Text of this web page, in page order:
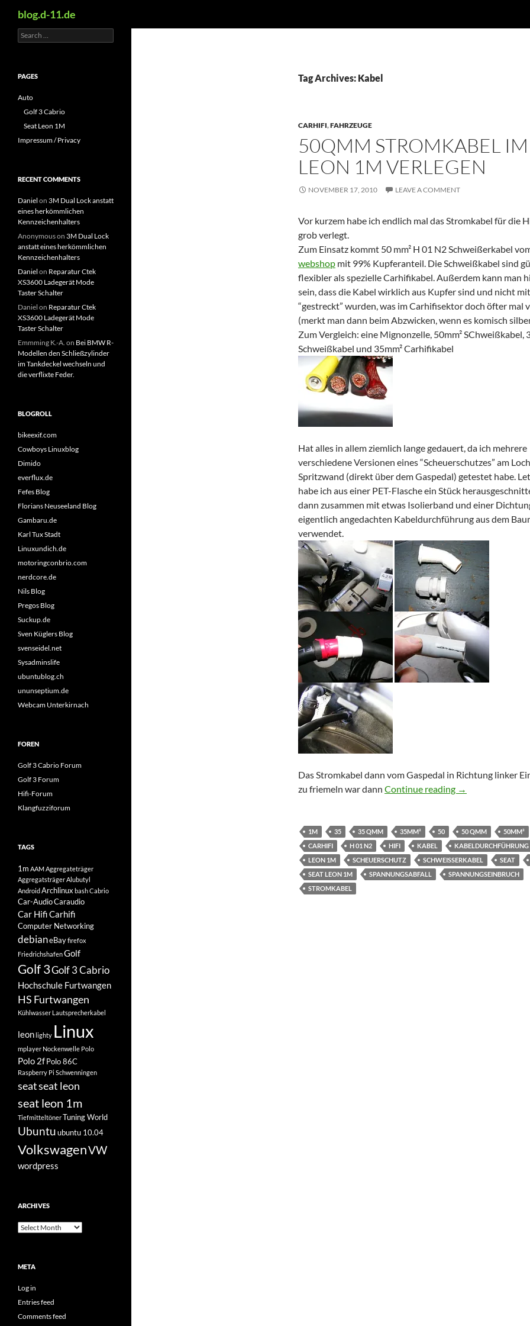
blog.d-11.de
Tag Archives: Kabel
CARHIFI,FAHRZEUGE
50QMM STROMKABEL IM
LEON 1M VERLEGEN
NOVEMBER 17, 2010 LEAVE A COMMENT
Vor kurzem habe ich endlich mal das Stromkabel für die
grob verlegt.
Zum Einsatz kommt 50 mm² H 01 N2 Schweißerkabel
webshop mit 99% Kupferanteil. Die Schweißkabel sind
flexibler als spezielle Carhifikabel. Außerdem kann man
sein, dass die Kabel wirklich aus Kupfer sind und nicht
“gestreckt” wurden, was im Carhifisektor doch öfter mal
(merkt man dann beim Abzwicken, wenn es komisch
Zum Vergleich: eine Mignonzelle, 50mm² SChweißkabel,
Schweißkabel und 35mm² Carhifikabel
Hat alles in allem ziemlich lange gedauert, da ich mehrere
verschiedene Versionen eines “Scheuerschutzes” am
Spritzwand (direkt über dem Gaspedal) getestet habe.
habe ich aus einer PET-Flasche ein Stück
dann zusammen mit etwas Isolierband und einer
eigentlich angedachten Kabeldurchführung aus dem
verwendet.
Das Stromkabel dann vom Gaspedal in Richtung linker
zu friemeln war dann Continue reading 50qmm
→
1M 35 35 QMM 35MM² 50 50 QMM 50MM²
CARHIFI
H 01 N2 HIFI KABEL KABELDURCHFÜHRUNG
LEON 1M
SCHEUERSCHUTZ SCHWEISSERKABEL SEAT
SEAT LEON 1M
SPANNUNGSABFALL
SPANNUNGSEINBRUCH
STROMKABEL
Search
for:
PAGES
Auto
Golf 3 Cabrio
Seat Leon 1M
Impressum / Privacy
RECENT COMMENTS
Daniel on 3M Dual Lock anstatt
eines herkömmlichen
Kennzeichenhalters
Anonymouson 3M Dual Lock
anstatt eines herkömmlichen
Kennzeichenhalters
Daniel on Reparatur Ctek
XS3600 Ladegerät Mode
Taster Schalter
Daniel on Reparatur Ctek
XS3600 Ladegerät Mode
Taster Schalter
Emmming K.-A. on Bei BMW R-
Modellen den Schließzylinder
im Tankdeckel wechseln und
die verflixte Feder.
BLOGROLL
bikeexif.com
Cowboys Linuxblog
Dimido
everflux.de
Fefes Blog
Florians Neuseeland Blog
Gambaru.de
Karl Tux Stadt
Linuxundich.de
motoringconbrio.com
nerdcore.de
Nils Blog
Pregos Blog
Suckup.de
Sven Küglers Blog
svenseidel.net
Sysadminslife
ubuntublog.ch
ununseptium.de
Webcam Unterkirnach
FOREN
Golf 3 Cabrio Forum
Golf 3 Forum
Hifi-Forum
Klangfuzziforum
TAGS
1m AAMAggregateträger
AggregatsträgerAlubutyl
AndroidArchlinux bashCabrio
Car-AudioCaraudio
Car HifiCarhifi
Computer Networking
debianeBayfirefox
FriedrichshafenGolf
Golf 3Golf 3 Cabrio
Hochschule Furtwangen
HS Furtwangen
Kühlwasser Lautsprecherkabel
leonlighty Linux
mplayer Nockenwelle Polo
Polo 2fPolo 86C
Raspberry Pi Schwenningen
seatseat leon
seat leon 1m
TiefmitteltönerTuning World
Ubuntuubuntu 10.04
VolkswagenVW
wordpress
ARCHIVES
Archives
META
Log in
Entries feed
Comments feed